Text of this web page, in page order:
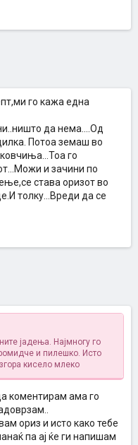
го кажа една
да нема....Од
Потоа земаш во
го
и зачини по
става оризот во
толку...Вреди да се
јадења. Најмногу го
и пилешко. Исто
кисело млеко
коментирам ама го
ориз и исто како тебе
па ај ќе ги напишам